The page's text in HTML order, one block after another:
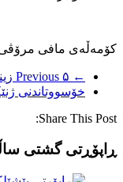
کۆمەڵەی مافی
← Previous ۵ زیندانی بەندکراو لەزیندانی کرماشان لەڕۆژهەڵاتی کوردستان دەستیان دایە مانگرتن لەخواردن
خۆسووتاندنی
Share This Post:
ڕاپۆڕتی گشتی